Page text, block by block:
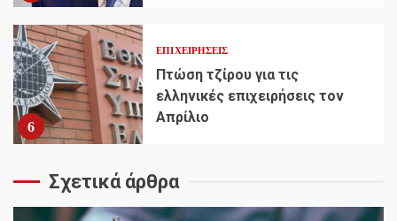
6
ΕΠΙΧΕΙΡΉΣΕΙΣ
Πτώση τζίρου για τις
ελληνικές επιχειρήσεις τον
Απρίλιο
Σχετικά άρθρα